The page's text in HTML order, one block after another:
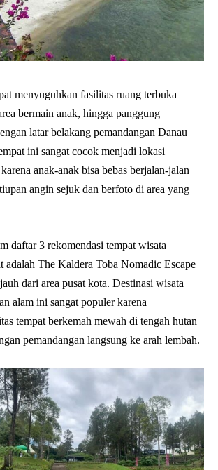
menyuguhkan fasilitas ruang terbuka
bermain anak, hingga panggung
latar belakang pemandangan Danau
ini sangat cocok menjadi lokasi
anak-anak bisa bebas berjalan-jalan
angin sejuk dan berfoto di area yang
daftar 3 rekomendasi tempat wisata
adalah The Kaldera Toba Nomadic Escape
dari area pusat kota. Destinasi wisata
alam ini sangat populer karena
tempat berkemah mewah di tengah hutan
pemandangan langsung ke arah lembah.